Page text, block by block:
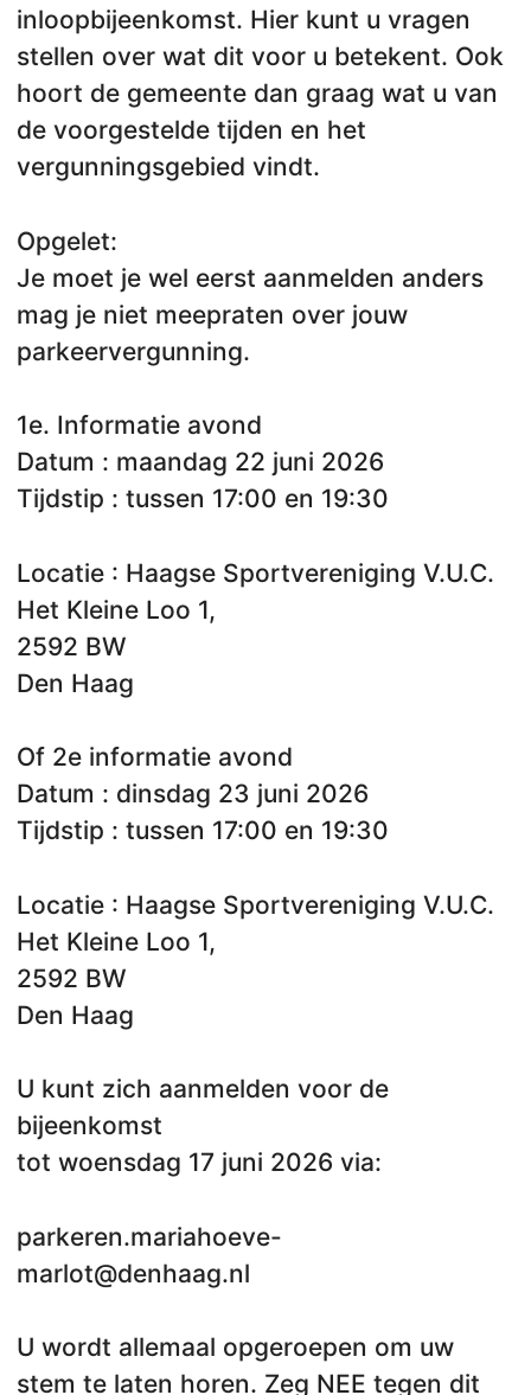
inloopbijeenkomst. Hier kunt u vragen
stellen over wat dit voor u betekent. Ook
hoort de gemeente dan graag wat u van
de voorgestelde tijden en het
vergunningsgebied vindt.
Opgelet:
Je moet je wel eerst aanmelden anders
mag je niet meepraten over jouw
parkeervergunning.
1e. Informatie avond
Datum : maandag 22 juni 2026
Tijdstip : tussen 17:00 en 19:30
Locatie : Haagse Sportvereniging V.U.C.
Het Kleine Loo 1,
2592 BW
Den Haag
Of 2e informatie avond
Datum : dinsdag 23 juni 2026
Tijdstip : tussen 17:00 en 19:30
Locatie : Haagse Sportvereniging V.U.C.
Het Kleine Loo 1,
2592 BW
Den Haag
U kunt zich aanmelden voor de
bijeenkomst
tot woensdag 17 juni 2026 via:
parkeren.mariahoeve-
marlot@denhaag.nl
U wordt allemaal opgeroepen om uw
stem te laten horen. Zeg NEE tegen dit